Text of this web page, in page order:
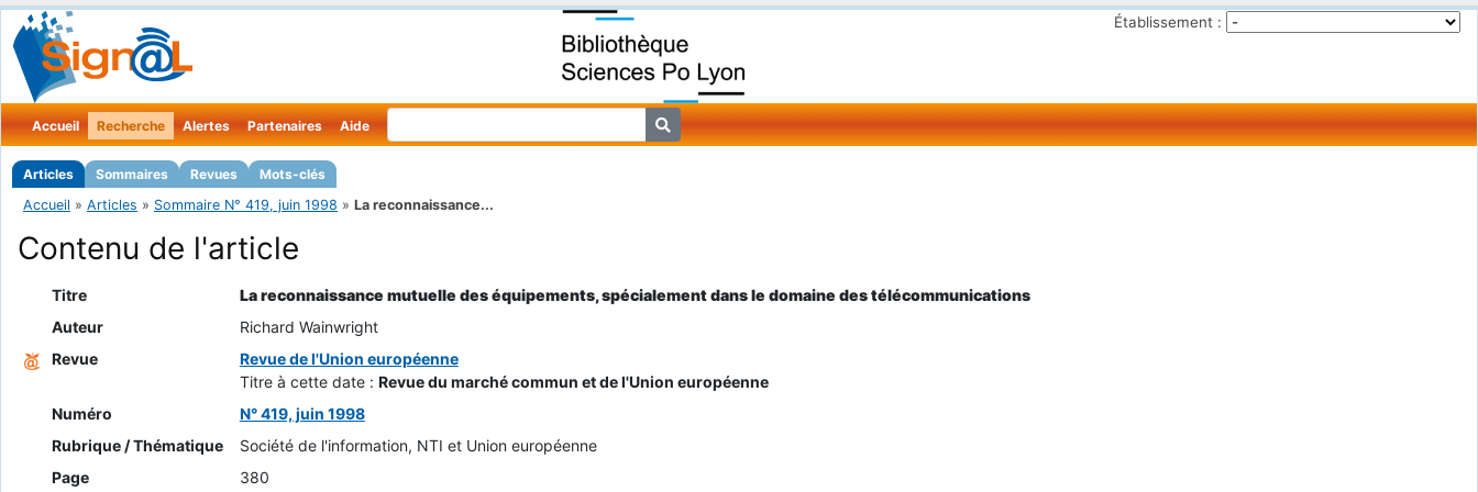
Établissement :
Accueil Recherche
Articles Sommaires Revues Mots-clés
Alertes Partenaires Aide
Accueil » Articles » Sommaire N° 419, juin 1998 » La reconnaissance...
Contenu de l'article
Titre
La reconnaissance mutuelle des équipements, spécialement dans le domaine des télécommunications
Auteur
Richard Wainwright
Revue
Revue de l'Union européenne
Titre à cette date : Revue du marché commun et de l'Union européenne
Numéro
N° 419, juin 1998
Rubrique / Thématique
Société de l'information, NTI et Union européenne
Page
380